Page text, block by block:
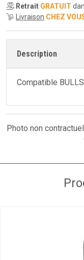
Retrait GRATUIT
Livraison CHEZ
Description
Compatible
Photo non